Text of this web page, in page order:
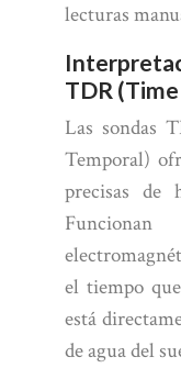
lecturas
TDR
Las sondas
Temporal)
precisas de
el tiempo
está
de agua del